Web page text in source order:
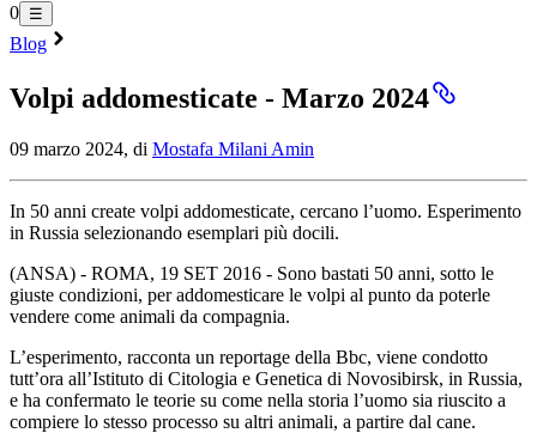
0 ☰
Blog
Volpi addomesticate - Marzo 2024
09 marzo 2024, di Mostafa Milani Amin
In 50 anni create volpi addomesticate, cercano l’uomo. Esperimento
in Russia selezionando esemplari più docili.
(ANSA) - ROMA, 19 SET 2016 - Sono bastati 50 anni, sotto le
giuste condizioni, per addomesticare le volpi al punto da poterle
vendere come animali da compagnia.
L’esperimento, racconta un reportage della Bbc, viene condotto
tutt’ora all’Istituto di Citologia e Genetica di Novosibirsk, in Russia,
e ha confermato le teorie su come nella storia l’uomo sia riuscito a
compiere lo stesso processo su altri animali, a partire dal cane.